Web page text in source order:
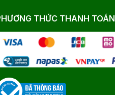
THỨC THANH TOÁN